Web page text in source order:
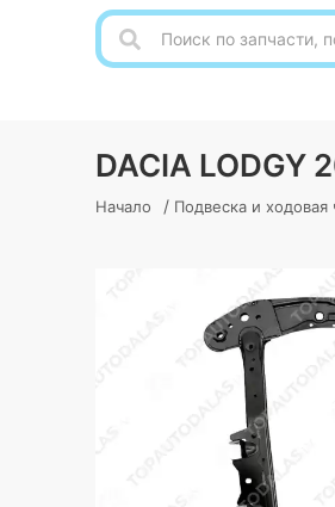
DACIA
Начало / Подвеска и ходовая